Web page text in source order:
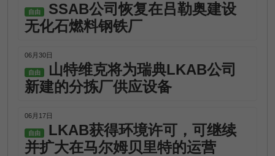
自由
SSAB公司恢复在吕勒奥建设
无化石燃料钢铁厂
06月30日
自由
山特维克将为瑞典LKAB公司
新建的分拣厂供应设备
06月17日
自由
LKAB获得环境许可，可继续
并扩大在马尔姆贝里特的运营